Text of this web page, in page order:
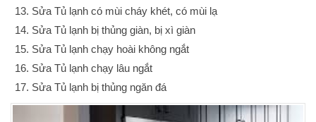
Sửa Tủ lạnh có mùi cháy khét, có mùi lạ
Sửa Tủ lạnh bị thủng giàn, bị xì giàn
Sửa Tủ lạnh chạy hoài không ngắt
Sửa Tủ lạnh chạy lâu ngắt
Sửa Tủ lạnh bị thủng ngăn đá